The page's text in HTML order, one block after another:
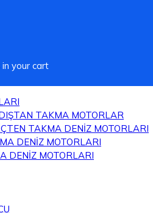
your cart
TAKMA MOTORLAR
TAKMA DENİZ MOTORLARI
DENİZ MOTORLARI
DENİZ MOTORLARI